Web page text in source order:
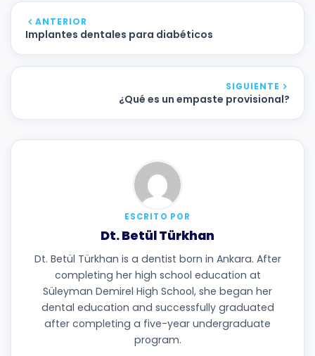
ANTERIOR
Implantes dentales para diabéticos
SIGUIENTE
¿Qué es un empaste provisional?
ESCRITO POR
Dt. Betül Türkhan
Dt. Betül Türkhan is a dentist born in Ankara. After
completing her high school education at
Süleyman Demirel High School, she began her
dental education and successfully graduated
after completing a five-year undergraduate
program.